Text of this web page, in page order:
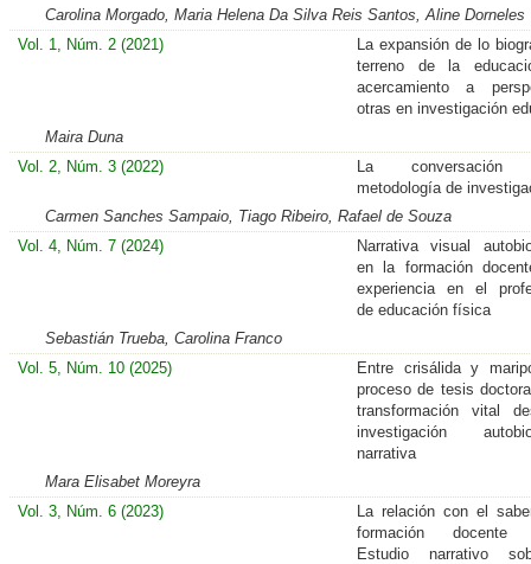
Carolina Morgado, Maria Helena Da Silva Reis Santos, Aline Dorneles
Vol. 1, Núm. 2 (2021)
La expansión de lo
terreno de la
acercamiento a
otras en investigación
Maira Duna
Vol. 2, Núm. 3 (2022)
La conversación
metodología de
Carmen Sanches Sampaio, Tiago Ribeiro, Rafael de Souza
Vol. 4, Núm. 7 (2024)
Narrativa visual
en la formación
experiencia en el
de educación física
Sebastián Trueba, Carolina Franco
Vol. 5, Núm. 10 (2025)
Entre crisálida y
proceso de tesis
transformación vital
investigación
narrativa
Mara Elisabet Moreyra
Vol. 3, Núm. 6 (2023)
La relación con el
formación docente
Estudio narrativo